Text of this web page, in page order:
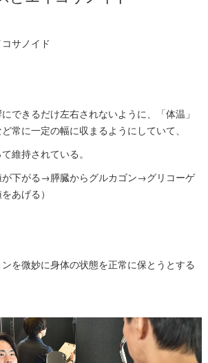
サノイド
できるだけ左右されないように、「体温」
常に一定の幅に収まるようにしていて、
維持されている。
が下がる→膵臓からグルカゴン→グリコーゲ
あげる）
を微妙に身体の状態を正常に保とうとする